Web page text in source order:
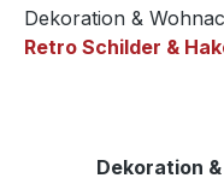
Dekoration &
Retro Schilder &
Dekoration